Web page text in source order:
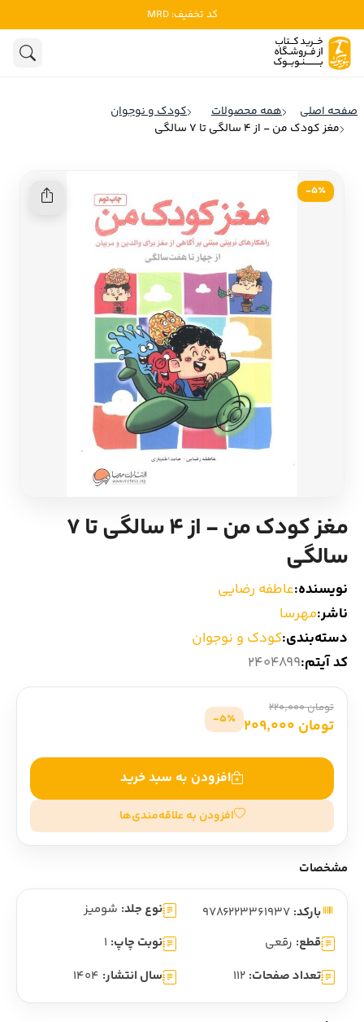
کد تخفیف: MRD
ادبیات
روانشناسی
مرجع و علمی
ادبیات آمریکا
ادبیات ایتالیا
ادبیات روسیه
ادبیات آمریکای لاتین
ادبیات آلمان
ادبیات ترکیه
ادبیات آسیا
سایر کشورهای اروپا
داستان کوتاه
شعر و متون کهن
ادبیات
صفحه اصلی همه محصولات
کودک و نوجوان
مغز کودک من - از 4 سالگی تا 7 سالگی
5٪-
مغز کودک من - از 4 سالگی تا 7
سالگی
نویسنده:عاطفه رضایی
ناشر:مهرسا
دسته‌بندی:کودک و نوجوان
کد آیتم:2404899
تومان 220,000
تومان 209,000 5٪-
افزودن به سبد خرید
افزودن به علاقه‌مندی‌ها
مشخصات
بارکد: نوع جلد: شومیز
قطع: رقعی نوبت چاپ: 1
تعداد صفحات: 112 سال انتشار: 1404